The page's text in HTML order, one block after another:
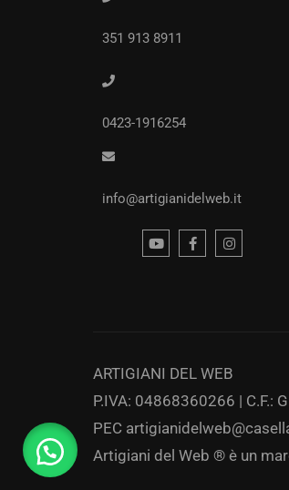
351 913 8911
0423-1916254
info@artigianidelweb.it
ARTIGIANI DEL WEB
P.IVA: 04868360266 | C.F.:
PEC
Artigiani del Web ® è un